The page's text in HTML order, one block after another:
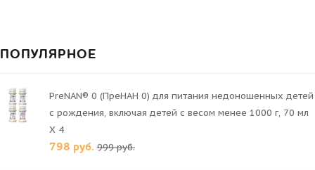
ПОПУЛЯРНОЕ
PreNAN® 0 (ПреНАН 0) для питания недоношенных детей
с рождения, включая детей с весом менее 1000 г, 70 мл
X 4
798 руб. 999 руб.